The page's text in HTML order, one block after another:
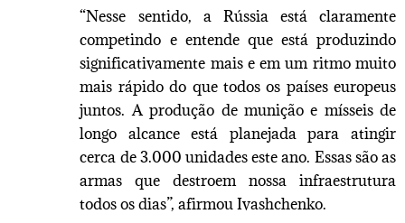
“Nesse sentido, a Rússia está claramente
competindo e entende que está produzindo
significativamente mais e em um ritmo muito
mais rápido do que todos os países europeus
juntos. A produção de munição e mísseis de
longo alcance está planejada para atingir
cerca de 3.000 unidades este ano. Essas são as
armas que destroem nossa infraestrutura
todos os dias”, afirmou Ivashchenko.